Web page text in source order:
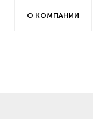
О КОМПАНИИ